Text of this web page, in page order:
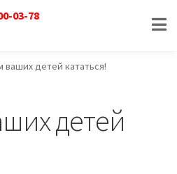
03-78
ваших детей кататься!
детей